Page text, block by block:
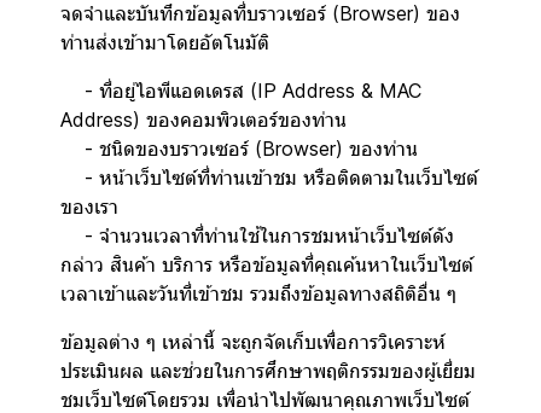
จดจำและบันทึกข้อมูลที่บราวเซอร์ (Browser) ของ
ท่านส่งเข้ามาโดยอัตโนมัติ
- ที่อยู่ไอพีแอดเดรส (IP Address & MAC
Address) ของคอมพิวเตอร์ของท่าน
- ชนิดของบราวเซอร์ (Browser) ของท่าน
- หน้าเว็บไซต์ที่ท่านเข้าชม หรือติดตามในเว็บไซต์
ของเรา
- จำนวนเวลาที่ท่านใช้ในการชมหน้าเว็บไซต์ดัง
กล่าว สินค้า บริการ หรือข้อมูลที่คุณค้นหาในเว็บไซต์
เวลาเข้าและวันที่เข้าชม รวมถึงข้อมูลทางสถิติอื่น ๆ
ข้อมูลต่าง ๆ เหล่านี้ จะถูกจัดเก็บเพื่อการวิเคราะห์
ประเมินผล และช่วยในการศึกษาพฤติกรรมของผู้เยี่ยม
ชมเว็บไซต์โดยรวม เพื่อนำไปพัฒนาคุณภาพเว็บไซต์